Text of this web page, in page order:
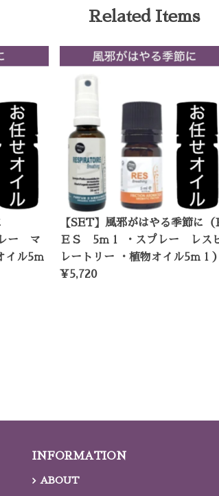
Related Items
ー マ
イル5ｍ
【SET】風邪がはやる季節に（
ＥＳ 5ｍｌ ・スプレー レス
レートリー ・植物オイル5ｍｌ
¥5,720
INFORMATION
ABOUT